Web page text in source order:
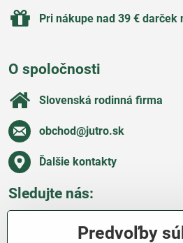
Pri nákupe nad 39 € darček
O spoločnosti
Slovenská rodinná firma
obchod​@jutro​.sk
Ďalšie kontakty
Sledujte nás:
Predvoľby